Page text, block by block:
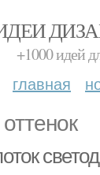
+1000 идей
главная